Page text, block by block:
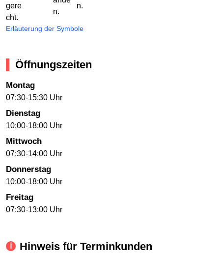
Erläuterung der Symbole
Öffnungszeiten
Montag
07:30-15:30 Uhr
Dienstag
10:00-18:00 Uhr
Mittwoch
07:30-14:00 Uhr
Donnerstag
10:00-18:00 Uhr
Freitag
07:30-13:00 Uhr
Hinweis für Terminkunden